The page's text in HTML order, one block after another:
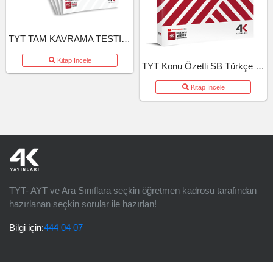
TYT TAM KAVRAMA TESTI TURKCE (26-27)
Kitap İncele
TYT Konu Özetli SB Türkçe (26-27)
Kitap İncele
TYT- AYT ve Ara Sınıflara seçkin öğretmen kadrosu tarafından
hazırlanan seçkin sorular ile hazırlan!
Bilgi için:444 04 07